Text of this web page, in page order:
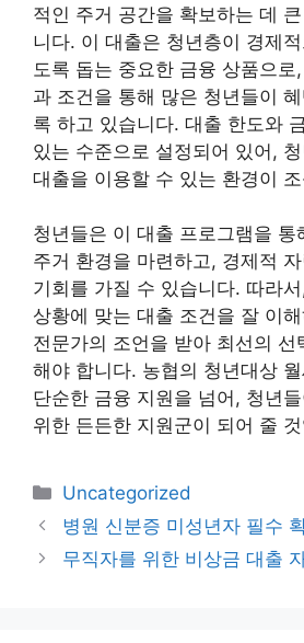
적인 주거 공간을 확보하는 데
니다. 이 대출은 청년층이 경제
도록 돕는 중요한 금융 상품으로
과 조건을 통해 많은 청년들이
록 하고 있습니다. 대출 한도와
있는 수준으로 설정되어 있어,
대출을 이용할 수 있는 환경이
청년들은 이 대출 프로그램을 통
주거 환경을 마련하고, 경제적
기회를 가질 수 있습니다. 따라
상황에 맞는 대출 조건을 잘 이
전문가의 조언을 받아 최선의 선
해야 합니다. 농협의 청년대상
단순한 금융 지원을 넘어, 청년
위한 든든한 지원군이 되어 줄
카
테
리
Uncategorized
병원 신분증 미성년자 필수
무직자를 위한 비상금 대출